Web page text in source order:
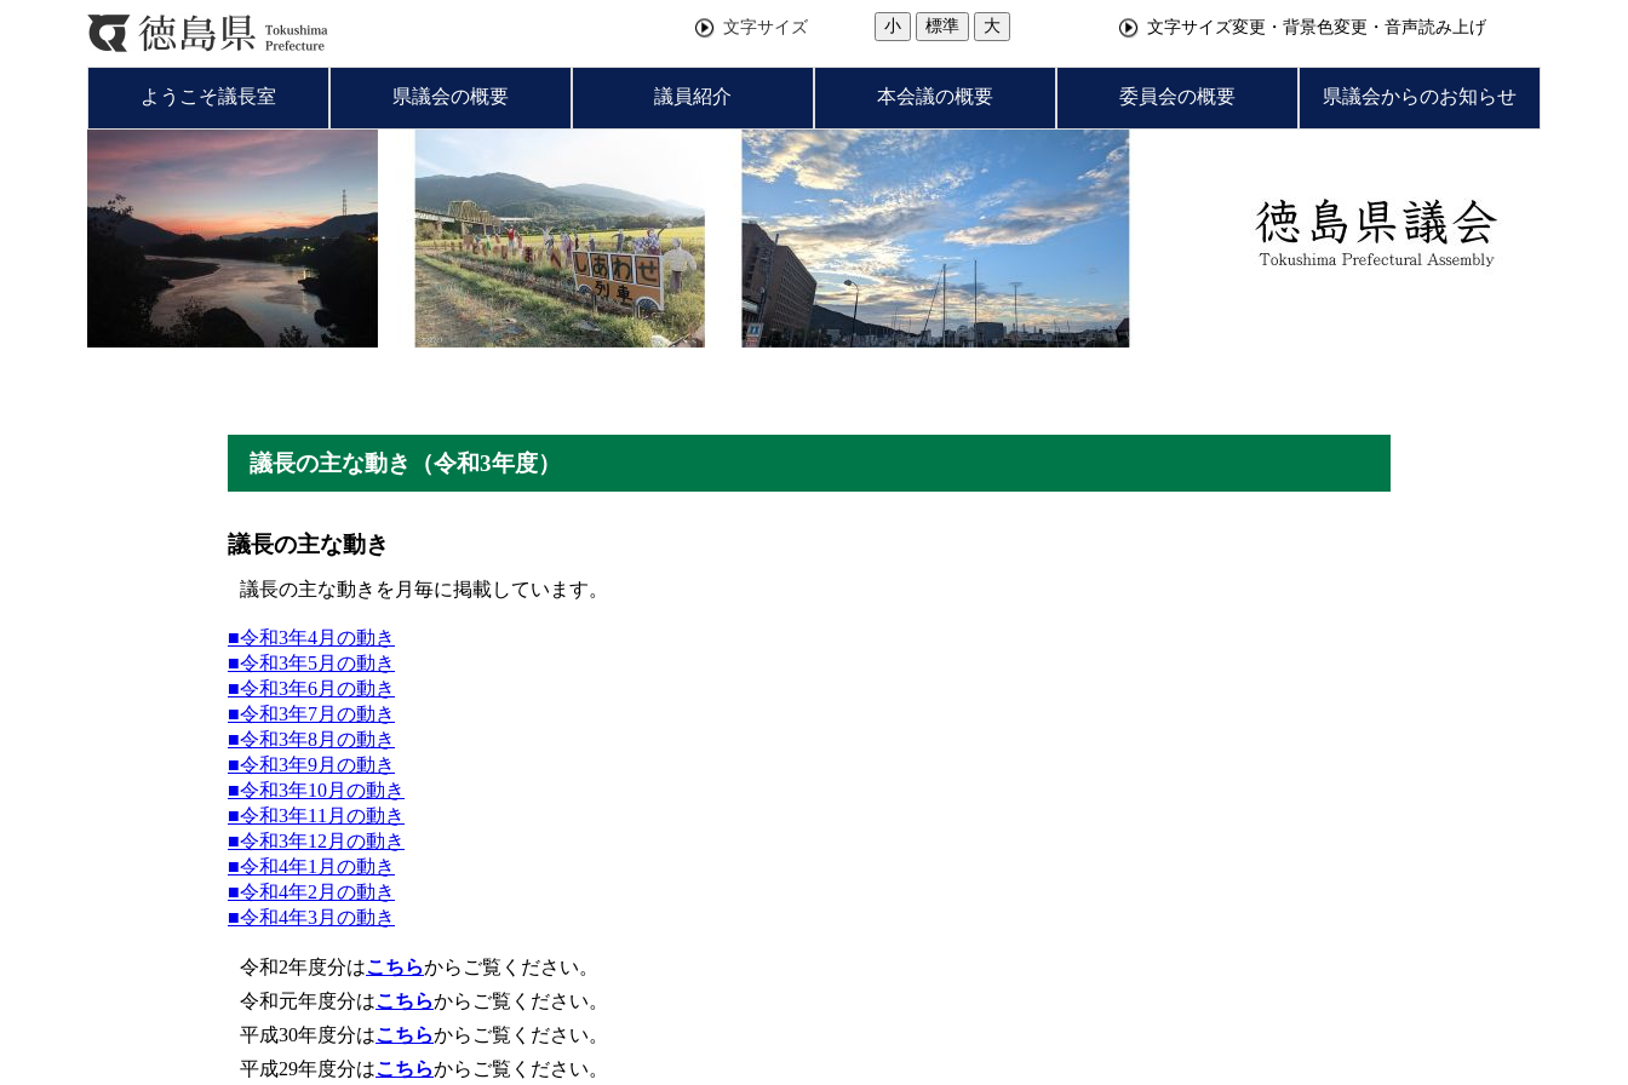
文字サイズ 小 標準 大 文字サイズ変更・背景色変更・音声読み上げ
ようこそ議長室 県議会の概要 議員紹介 本会議の概要 委員会の概要 県議会からのお知らせ
議長の主な動き（令和3年度）
議長の主な動き
議長の主な動きを月毎に掲載しています。
■令和3年4月の動き
■令和3年5月の動き
■令和3年6月の動き
■令和3年7月の動き
■令和3年8月の動き
■令和3年9月の動き
■令和3年10月の動き
■令和3年11月の動き
■令和3年12月の動き
■令和4年1月の動き
■令和4年2月の動き
■令和4年3月の動き
令和2年度分はこちらからご覧ください。
令和元年度分はこちらからご覧ください。
平成30年度分はこちらからご覧ください。
平成29年度分はこちらからご覧ください。